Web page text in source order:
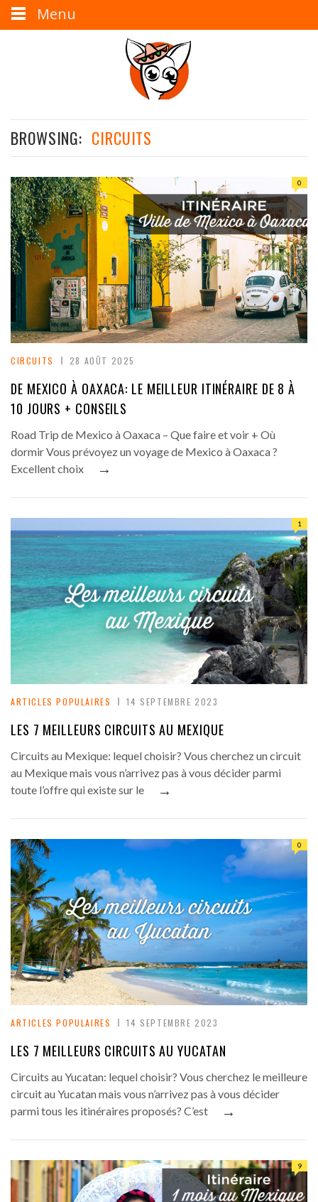
BROWSING: CIRCUITS
0
CIRCUITS 28 AOÛT 2025
DE MEXICO À OAXACA: LE MEILLEUR ITINÉRAIRE DE 8 À
10 JOURS + CONSEILS
Road Trip de Mexico à Oaxaca – Que faire et voir + Où
dormir Vous prévoyez un voyage de Mexico à Oaxaca ?
Excellent choix
→
1
ARTICLES POPULAIRES 14 SEPTEMBRE 2023
LES 7 MEILLEURS CIRCUITS AU MEXIQUE
Circuits au Mexique: lequel choisir? Vous cherchez un circuit
au Mexique mais vous n’arrivez pas à vous décider parmi
toute l’offre qui existe sur le
→
0
ARTICLES POPULAIRES 14 SEPTEMBRE 2023
LES 7 MEILLEURS CIRCUITS AU YUCATAN
Circuits au Yucatan: lequel choisir? Vous cherchez le meilleure
circuit au Yucatan mais vous n’arrivez pas à vous décider
parmi tous les itinéraires proposés? C’est
→
9
Menu